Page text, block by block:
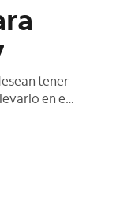
tener
en el
original.
Pro.